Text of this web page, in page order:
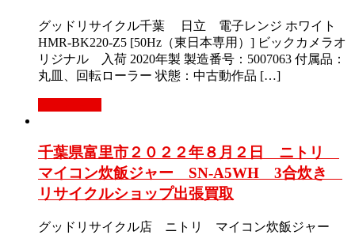
グッドリサイクル千葉 日立 電子レンジ ホワイト
HMR-BK220-Z5 [50Hz（東日本専用）] ビックカメラオ
リジナル 入荷 2020年製 製造番号：5007063 付属品：
丸皿、回転ローラー 状態：中古動作品 […]
千葉県富里市２０２２年８月２日 ニトリ
マイコン炊飯ジャー SN-A5WH 3合炊き
リサイクルショップ出張買取
グッドリサイクル店 ニトリ マイコン炊飯ジャー